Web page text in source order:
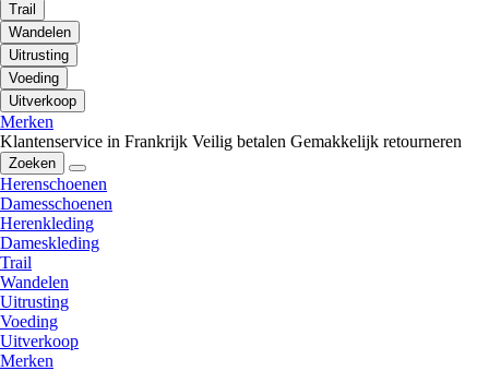
Trail
Wandelen
Uitrusting
Voeding
Uitverkoop
Merken
Klantenservice in Frankrijk Veilig betalen Gemakkelijk retourneren
Zoeken
Herenschoenen
Damesschoenen
Herenkleding
Dameskleding
Trail
Wandelen
Uitrusting
Voeding
Uitverkoop
Merken